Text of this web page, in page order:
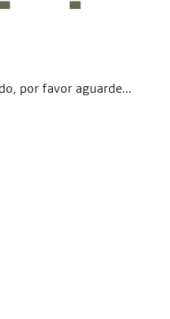
por favor aguarde...